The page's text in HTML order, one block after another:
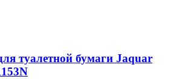
туалетной бумаги Jaquar